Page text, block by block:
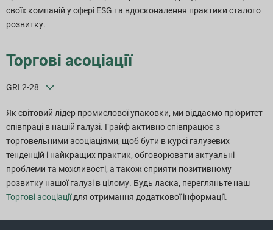
своїх компаній у сфері ESG та вдосконалення практики сталого
розвитку.
Торгові асоціації
GRI 2-28
Як світовий лідер промислової упаковки, ми віддаємо пріоритет
співпраці в нашій галузі. Грайф активно співпрацює з
торговельними асоціаціями, щоб бути в курсі галузевих
тенденцій і найкращих практик, обговорювати актуальні
проблеми та можливості, а також сприяти позитивному
розвитку нашої галузі в цілому. Будь ласка, перегляньте наш
Торгові асоціаціїдля отримання додаткової інформації.